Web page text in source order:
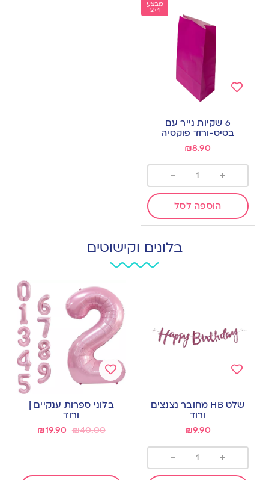
מבצע
2+1
wishlist
6 שקיות נייר עם
בסיס-ורוד פוקסיה
₪8.90
+
-
הוספה לסל
בלונים וקישוטים
to
wishlist
שלט HB מחובר נצנצים
ורוד
₪9.90
+
-
Add
wishlist
בלוני ספרות ענקיים |
ורוד
₪40.00
₪19.90